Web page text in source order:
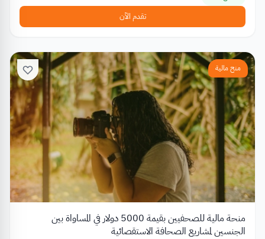
تقدم الآن
منح مالية
منحة مالية للصحفيين بقيمة 5000 دولار في المساواة بين
الجنسين لمشاريع الصحافة الاستقصائية